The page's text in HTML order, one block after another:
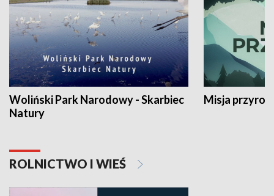
Woliński Park Narodowy - Skarbiec
Natury
Misja
ROLNICTWO I WIEŚ